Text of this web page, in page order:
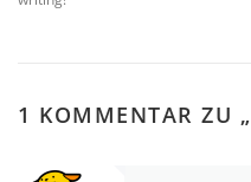
1 KOMMENTAR ZU „